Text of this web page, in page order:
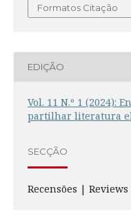
Formatos Citação
EDIÇÃO
Vol. 11 N.º 1 (2024):
partilhar literatura
SECÇÃO
Recensões | Reviews